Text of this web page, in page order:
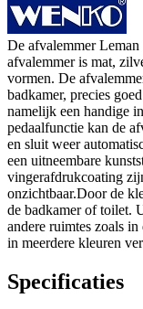
De afvalemmer
afvalemmer is mat,
vormen. De
badkamer, precies
namelijk een handige
pedaalfunctie kan de
en sluit weer
een uitneembare
vingerafdrukcoating
onzichtbaar.Door de
de badkamer of toilet.
andere ruimtes zoals
in meerdere kleuren
Specificaties